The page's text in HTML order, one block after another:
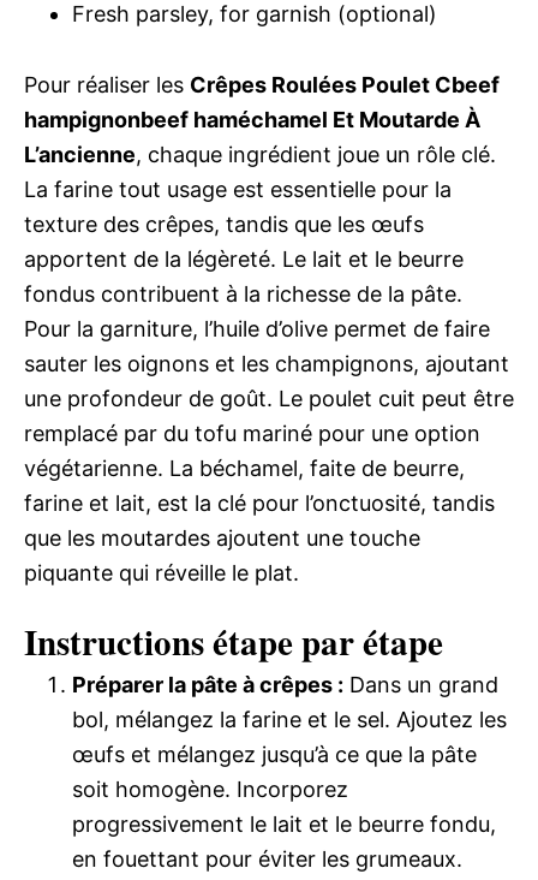
Fresh parsley, for garnish (optional)
Pour réaliser les Crêpes Roulées Poulet Cbeef
hampignonbeef haméchamel Et Moutarde À
L’ancienne, chaque ingrédient joue un rôle clé.
La farine tout usage est essentielle pour la
texture des crêpes, tandis que les œufs
apportent de la légèreté. Le lait et le beurre
fondus contribuent à la richesse de la pâte.
Pour la garniture, l’huile d’olive permet de faire
sauter les oignons et les champignons, ajoutant
une profondeur de goût. Le poulet cuit peut être
remplacé par du tofu mariné pour une option
végétarienne. La béchamel, faite de beurre,
farine et lait, est la clé pour l’onctuosité, tandis
que les moutardes ajoutent une touche
piquante qui réveille le plat.
Instructions étape par étape
Préparer la pâte à crêpes : Dans un grand
bol, mélangez la farine et le sel. Ajoutez les
œufs et mélangez jusqu’à ce que la pâte
soit homogène. Incorporez
progressivement le lait et le beurre fondu,
en fouettant pour éviter les grumeaux.